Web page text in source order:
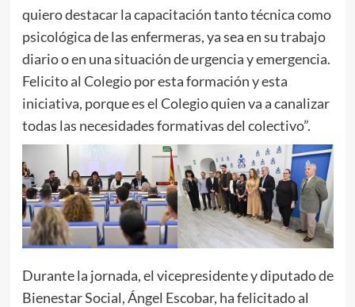
quiero destacar la capacitación tanto técnica como
psicológica de las enfermeras, ya sea en su trabajo
diario o en una situación de urgencia y emergencia.
Felicito al Colegio por esta formación y esta
iniciativa, porque es el Colegio quien va a canalizar
todas las necesidades formativas del colectivo”.
Durante la jornada, el vicepresidente y diputado de
Bienestar Social, Ángel Escobar, ha felicitado al